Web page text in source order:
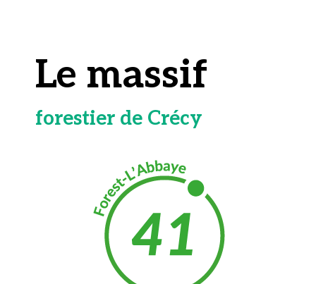
Le massif
forestier de Crécy